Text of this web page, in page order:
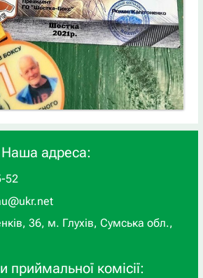
Наша адреса:
52
36, м. Глухів, Сумська обл.,
приймальної комісії: